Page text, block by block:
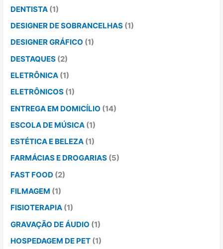
DENTISTA (1)
DESIGNER DE SOBRANCELHAS (1)
DESIGNER GRÁFICO (1)
DESTAQUES (2)
ELETRÔNICA (1)
ELETRÔNICOS (1)
ENTREGA EM DOMICÍLIO (14)
ESCOLA DE MÚSICA (1)
ESTÉTICA E BELEZA (1)
FARMÁCIAS E DROGARIAS (5)
FAST FOOD (2)
FILMAGEM (1)
FISIOTERAPIA (1)
GRAVAÇÃO DE ÁUDIO (1)
HOSPEDAGEM DE PET (1)